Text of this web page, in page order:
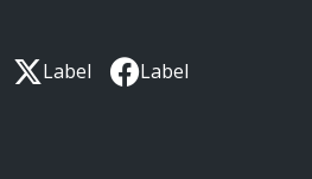
Label Label